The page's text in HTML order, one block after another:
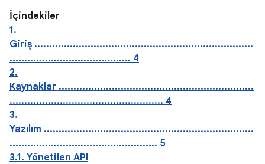
İçindekiler
1.
Giriş ..........................................................................
......................................... 4
2.
Kaynaklar ..................................................................
.................................................... 4
3.
Yazılım .......................................................................
.................................................. 5
3.1. Yönetilen API